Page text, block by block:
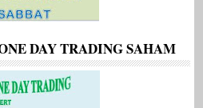
DAY TRADING SAHAM